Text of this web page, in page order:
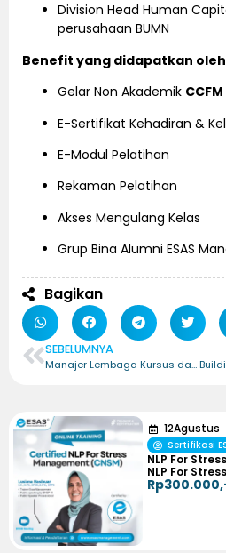
Division Head Human
perusahaan BUMN
Benefit yang didapatkan
Gelar Non Akademik CCFM
E-Sertifikat Kehadiran &
E-Modul Pelatihan
Rekaman Pelatihan
Akses Mengulang Kelas
Grup Bina Alumni ESAS
Bagikan
SEBELUMNYA
Manajer Lembaga Kursus dan Pelatihan – Certified Manajer Lembaga Kursus dan Pelatihan (CMTCI)
12Agustus
Sertifikasi
NLP For
NLP For